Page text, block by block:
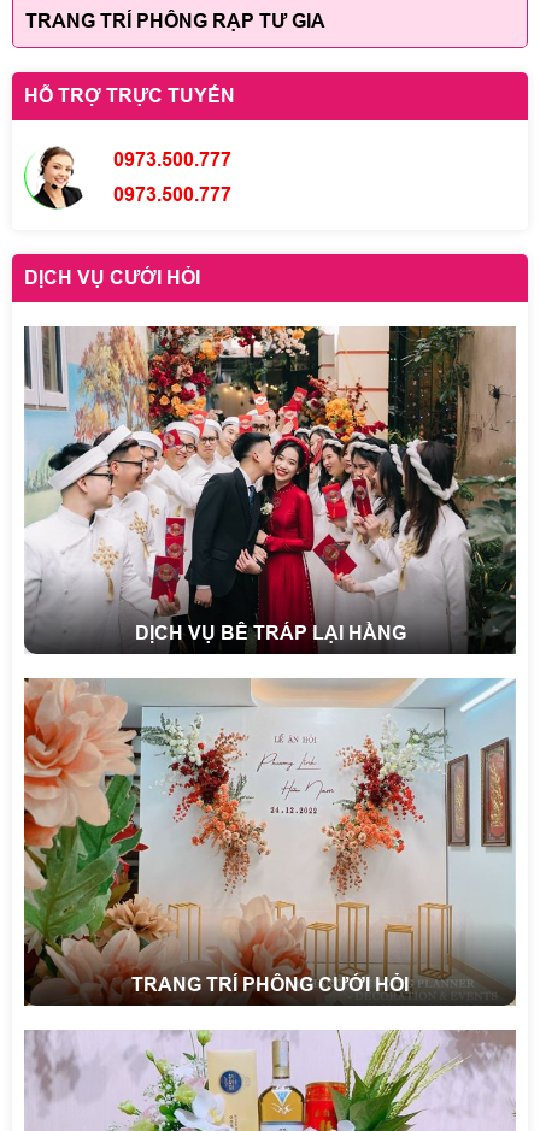
TRANG TRÍ PHÔNG RẠP TƯ GIA
HỖ TRỢ TRỰC TUYẾN
0973.500.777
0973.500.777
DỊCH VỤ CƯỚI HỎI
DỊCH VỤ BÊ TRÁP LẠI HẰNG
TRANG TRÍ PHÔNG CƯỚI HỎI